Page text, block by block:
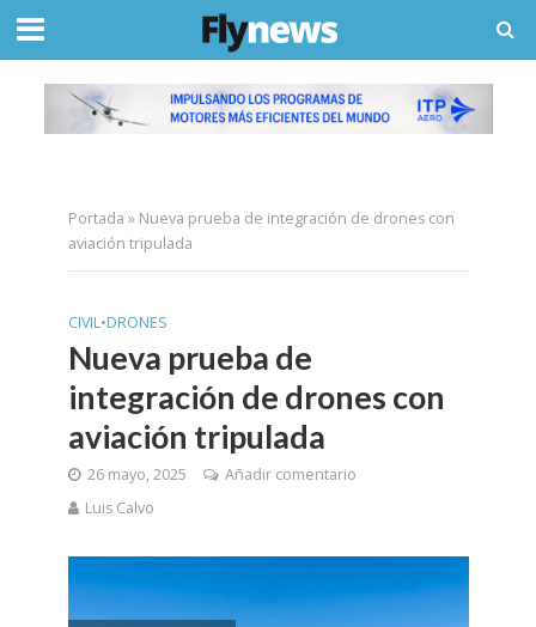
Portada » Nueva prueba de integración de drones con
aviación tripulada
CIVIL•DRONES
Nueva prueba de
integración de drones con
aviación tripulada
26 mayo, 2025
Añadir comentario
Luis Calvo